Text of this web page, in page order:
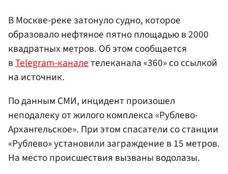
В Москве-реке затонуло судно, которое
образовало нефтяное пятно площадью в 2000
квадратных метров. Об этом сообщается
вTelegram-каналетелеканала «360» со ссылкой
на источник.
По данным СМИ, инцидент произошел
неподалеку от жилого комплекса «Рублево-
Архангельское». При этом спасатели со станции
«Рублево» установили заграждение в 15 метров.
На место происшествия вызваны водолазы.